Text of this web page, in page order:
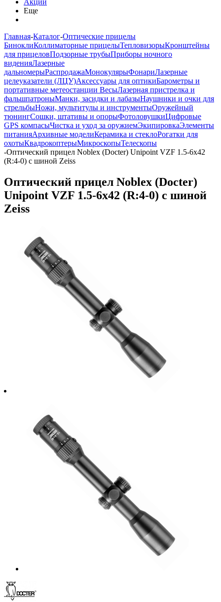
Акции
Еще
Главная-Каталог-Оптические прицелы
БиноклиКоллиматорные прицелыТепловизорыКронштейны
для прицеловПодзорные трубыПриборы ночного
виденияЛазерные
дальномерыРаспродажаМонокулярыФонариЛазерные
целеуказатели (ЛЦУ)Аксессуары для оптикиБарометры и
портативные метеостанции ВесыЛазерная пристрелка и
фальшпатроныМанки, засидки и лабазыНаушники и очки для
стрельбыНожи, мультитулы и инструментыОружейный
тюнингСошки, штативы и опорыФотоловушкиЦифровые
GPS компасыЧистка и уход за оружиемЭкипировкаЭлементы
питанияАрхивные моделиКерамика и стеклоРогатки для
охотыКвадрокоптерыМикроскопыТелескопы
-Оптический прицел Noblex (Docter) Unipoint VZF 1.5-6x42
(R:4-0) с шиной Zeiss
Оптический прицел Noblex (Docter)
Unipoint VZF 1.5-6x42 (R:4-0) с шиной
Zeiss